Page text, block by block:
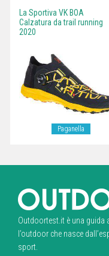
La Sportiva VK BOA
Calzatura da trail running
2020
Paganella
Outdoortest.it è una guida
l’outdoor che nasce
sport.